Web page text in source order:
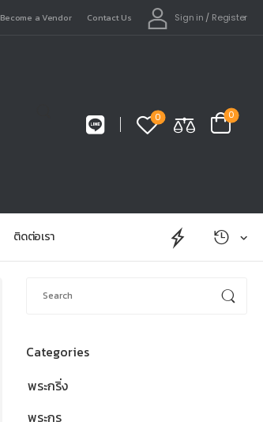
Become a Vendor Contact Us Sign in / Register
0 0
ติดต่อเรา
Categories
พระกริ่ง
พระกรุ